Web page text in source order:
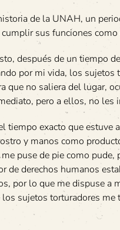
de la UNAH, un
sus funciones como
después de un tiempo
por mi vida, los sujetos
que no saliera del lugar,
pero a ellos, no les
tiempo exacto que estuve
y manos como
puse de pie como pude,
de derechos humanos
por lo que me dispuse a
sujetos torturadores me